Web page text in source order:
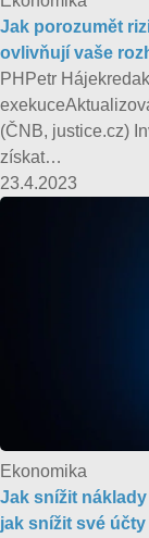
Jak porozumět
ovlivňují vaše
PHPetr
(ČNB, justice.cz)
získat…
23.4.2023
Ekonomika
Jak snížit
jak snížit své účty